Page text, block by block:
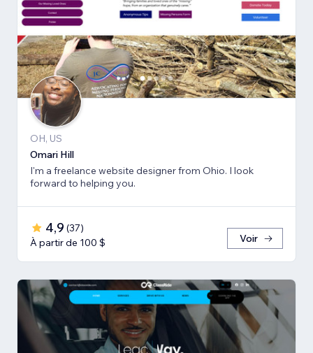
OH, US
Omari Hill
I'm a freelance website designer from Ohio. I look
forward to helping you.
4,9 (37)
À partir de 100 $
Voir